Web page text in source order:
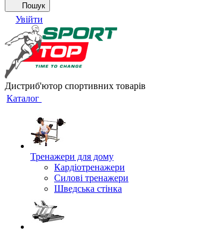
Пошук
Увійти
Дистриб'ютор спортивних товарів
Каталог
Тренажери для дому
Кардіотренажери
Силові тренажери
Шведська стінка